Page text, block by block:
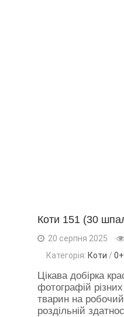
Коти 151 (30
20 серпня 2025
Категорія: Коти / 0+
Цікава добірка
фотографій різних
тварин на робочий
роздільній